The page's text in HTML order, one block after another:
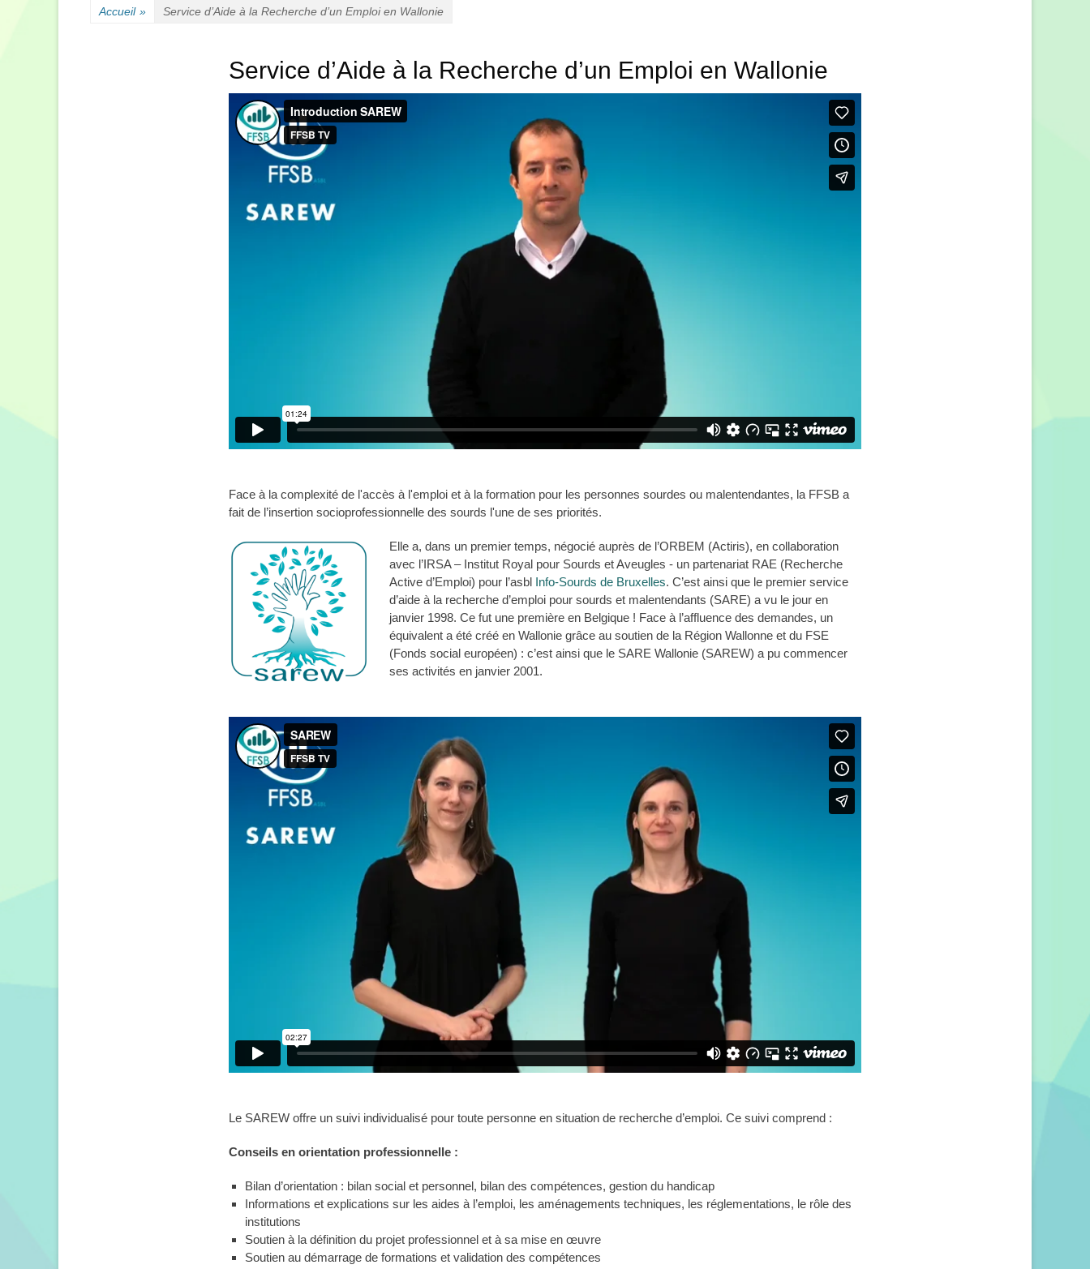
Accueil » Service d’Aide à la Recherche d’un Emploi en Wallonie
Service d’Aide à la Recherche d’un Emploi en Wallonie
Face à la complexité de l'accès à l'emploi et à la formation pour les personnes sourdes ou malentendantes, la FFSB a
fait de l’insertion socioprofessionnelle des sourds l'une de ses priorités.
Elle a, dans un premier temps, négocié auprès de l’ORBEM (Actiris), en collaboration
avec l’IRSA – Institut Royal pour Sourds et Aveugles - un partenariat RAE (Recherche
Active d’Emploi) pour l’asbl Info-Sourds de Bruxelles. C’est ainsi que le premier service
d’aide à la recherche d’emploi pour sourds et malentendants (SARE) a vu le jour en
janvier 1998. Ce fut une première en Belgique ! Face à l’affluence des demandes, un
équivalent a été créé en Wallonie grâce au soutien de la Région Wallonne et du FSE
(Fonds social européen) : c’est ainsi que le SARE Wallonie (SAREW) a pu commencer
ses activités en janvier 2001.
Le SAREW offre un suivi individualisé pour toute personne en situation de recherche d’emploi. Ce suivi comprend :
Conseils en orientation professionnelle :
Bilan d’orientation : bilan social et personnel, bilan des compétences, gestion du handicap
Informations et explications sur les aides à l’emploi, les aménagements techniques, les réglementations, le rôle des
institutions
Soutien à la définition du projet professionnel et à sa mise en œuvre
Soutien au démarrage de formations et validation des compétences